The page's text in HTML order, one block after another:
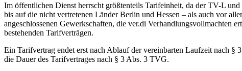
Im öffentlichen Dienst herrscht größtenteils Tarifeinheit, da der TV-L
bis auf die nicht vertretenen Länder Berlin und Hessen – als auch vor
angeschlossenen Gewerkschaften, die ver.di Verhandlungsvollmachten
bestehenden Tarifverträgen.
Ein Tarifvertrag endet erst nach Ablauf der vereinbarten Laufzeit nach
die Dauer des Tarifvertrages nach § 3 Abs. 3 TVG.